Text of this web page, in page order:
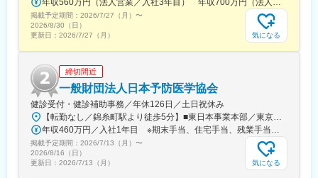
年収560万円（法人営業／入社3年目） 年収700万円（法人営業・チームリーダー／入社5年目）
掲載予定期間： 2026/7/27（月） 〜
2026/8/30（日）
更新日： 2026/7/27（月） 気になる
締切間近
一般財団法人日本予防医学協会
健診受付・健診補助事務／年休126日／土日祝休み
【転勤なし／錦糸町駅より徒歩5分】■東日本事業本部／東京都江東区毛利1-19-10 江間忠錦糸町ビル＜アクセス＞JR総武線（快速）、総武線（各駅停車）「錦糸町駅」南口より徒歩5分東京メトロ半蔵門線「錦糸町駅」B1出口より徒歩5分東京メトロ半蔵門線／都営新宿線「住吉駅」B2出口より徒歩5分※受動喫煙対策あり（オフィス内禁煙）
年収460万円／入社1年目 ※期末手当、住宅手当、残業手当（月10時間分）含む
掲載予定期間： 2026/7/13（月） 〜
2026/8/16（日）
更新日： 2026/7/13（月） 気になる